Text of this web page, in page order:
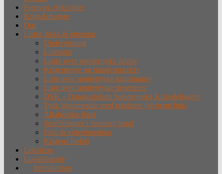
Fotos og Arkivalier
Krigsdeltagere
Om
Lister, links & litteratur
Undervisning
Litteratur
Lister over sønderjyske faldne
Krigergrave og mindesmærker
Liste over sønderjyske krigsfanger
Liste over sønderjyske desertører
DSK – Dansksindede Sønderjyske Krigsdeltagere
Tysk hjemmeside med tabslister (eksternt link)
Alfabetiske lister
Straffefanger i Sønderjylland
Film & videoforedrag
Krigens forløb
Leksikon
Lokalhistorie
Introduction